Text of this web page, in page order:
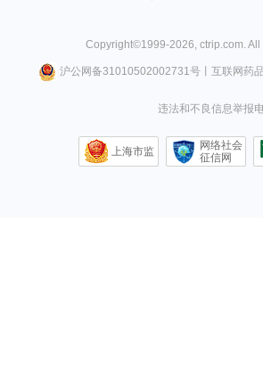
Copyright©1999-2026, ctrip.com.
沪公网备31010502002731号丨 互联网药
违法和不良信息举报
上海市监
网络社会
征信网